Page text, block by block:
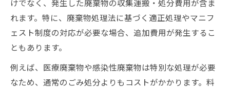
れます。特に、廃棄物処理法に基づく適正処理やマニフ
ェスト制度の対応が必要な場合、追加費用が発生するこ
ともあります。
例えば、医療廃棄物や感染性廃棄物は特別な処理が必要
なため、通常のごみ処分よりもコストがかかります。料